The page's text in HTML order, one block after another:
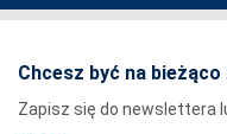
Chcesz być na
Zapisz się do newslettera